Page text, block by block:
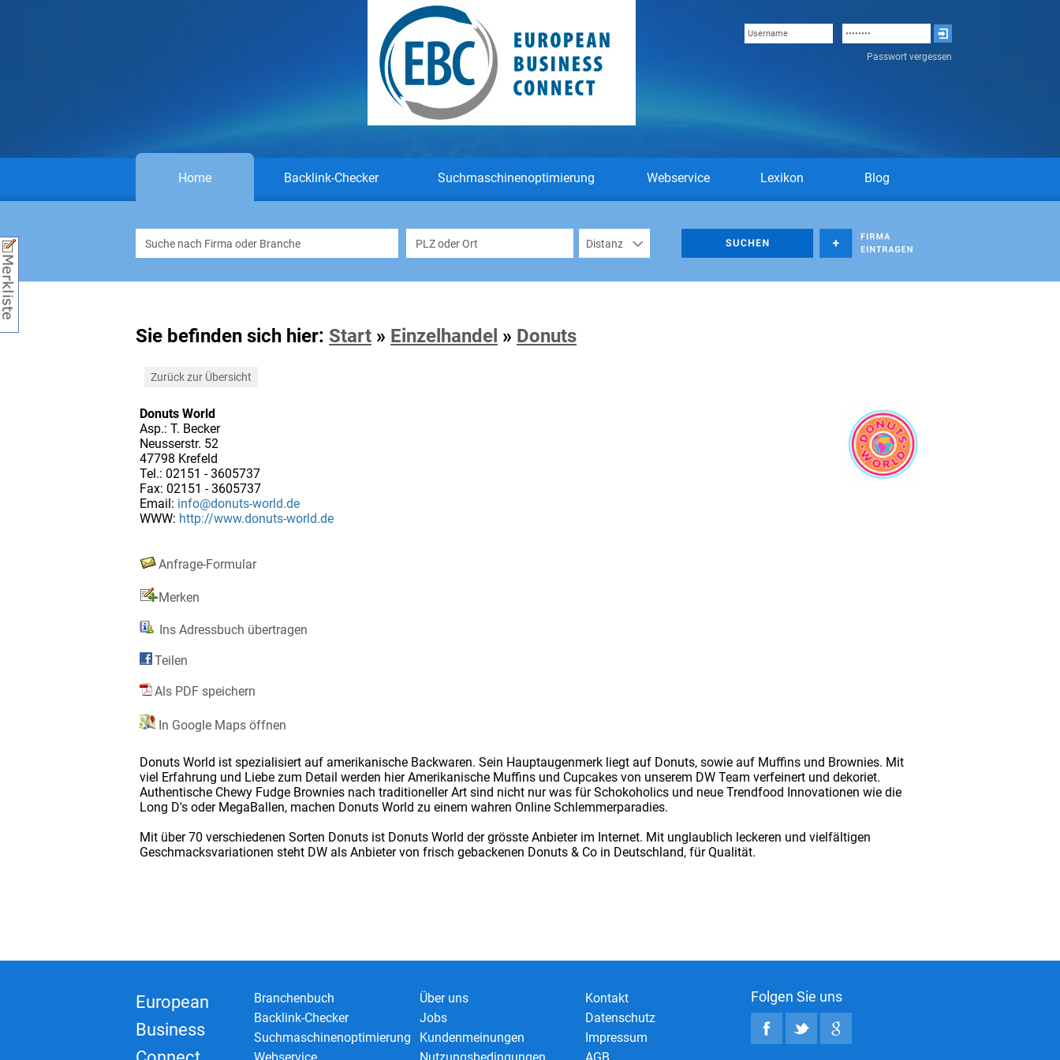
Passwort vergessen
Home Backlink-Checker Suchmaschinenoptimierung Webservice Lexikon Blog
Sie befinden sich hier: Start » Einzelhandel » Donuts
Zurück zur Übersicht
Donuts World
Asp.: T. Becker
Neusserstr. 52
47798 Krefeld
Tel.: 02151 - 3605737
Fax: 02151 - 3605737
Email: info@donuts-world.de
WWW: http://www.donuts-world.de
Anfrage-Formular
Merken
Ins Adressbuch übertragen
Teilen
Als PDF speichern
In Google Maps öffnen
Donuts World ist spezialisiert auf amerikanische Backwaren. Sein Hauptaugenmerk liegt auf Donuts, sowie auf Muffins und Brownies. Mit
viel Erfahrung und Liebe zum Detail werden hier Amerikanische Muffins und Cupcakes von unserem DW Team verfeinert und dekoriet.
Authentische Chewy Fudge Brownies nach traditioneller Art sind nicht nur was für Schokoholics und neue Trendfood Innovationen wie die
Long D's oder MegaBallen, machen Donuts World zu einem wahren Online Schlemmerparadies.
Mit über 70 verschiedenen Sorten Donuts ist Donuts World der grösste Anbieter im Internet. Mit unglaublich leckeren und vielfältigen
Geschmacksvariationen steht DW als Anbieter von frisch gebackenen Donuts & Co in Deutschland, für Qualität.
European
Business
Branchenbuch
Backlink-Checker
Suchmaschinenoptimierung
Über uns
Jobs
Kundenmeinungen
Kontakt
Datenschutz
Impressum
Folgen Sie uns